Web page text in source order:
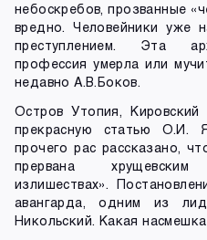
небоскребов, прозванные
вредно. Человейники уже
преступлением. Эта
профессия умерла или
недавно А.В.Боков.
Остров Утопия,
прекрасную статью О.И.
прочего рас рассказано,
прервана
излишествах».
авангарда, одним из
Никольский. Какая